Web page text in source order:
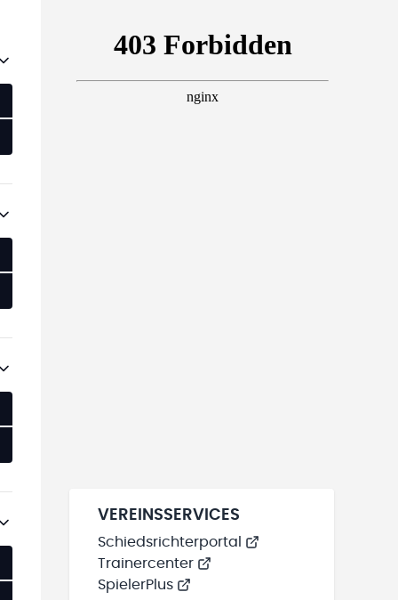
VEREINSSERVICES
Schiedsrichterportal
Trainercenter
SpielerPlus